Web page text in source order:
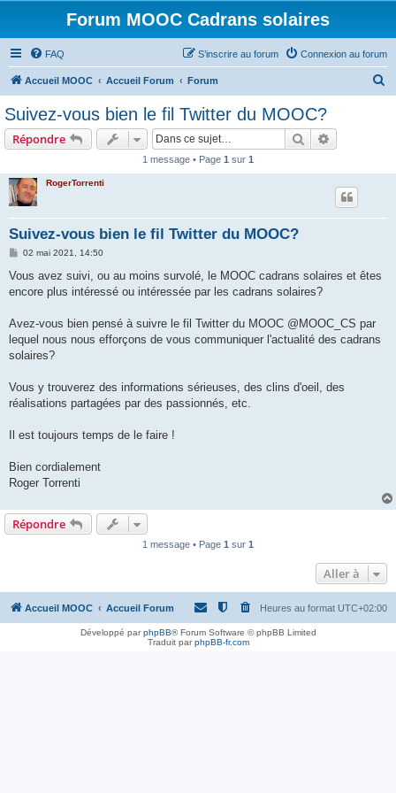
Forum MOOC Cadrans solaires
FAQ Connexion au forum
S’inscrire au forum
Accueil MOOC Accueil Forum Forum
Suivez-vous bien le fil Twitter du MOOC?
Répondre Rechercher
1 message • Page 1 sur 1
RogerTorrenti
Suivez-vous bien le fil Twitter du MOOC?
M
s
a
02 mai 2021, 14:50
Vous avez suivi, ou au moins survolé, le MOOC cadrans solaires et êtes
encore plus intéressé ou intéressée par les cadrans solaires?
Avez-vous bien pensé à suivre le fil Twitter du MOOC @MOOC_CS par
lequel nous nous efforçons de vous communiquer l'actualité des cadrans
solaires?
Vous y trouverez des informations sérieuses, des clins d'oeil, des
réalisations partagées par des passionnés, etc.
Il est toujours temps de le faire !
Bien cordialement
Roger Torrenti
Répondre
1 message • Page 1 sur 1
Aller à
Accueil MOOC Accueil Forum Heures au format UTC+02:00
Développé parphpBB® Forum Software © phpBB Limited
Traduit parphpBB-fr.com